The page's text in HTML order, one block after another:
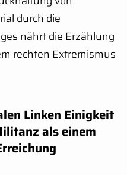
durch die
nährt die Erzählung
rechten Extremismus
Linken Einigkeit
als einem